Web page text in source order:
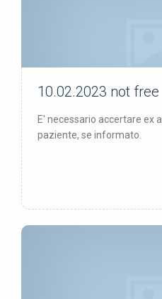
not free
10.02.2023 not free
E' necessario accertare ex
paziente, se informato.